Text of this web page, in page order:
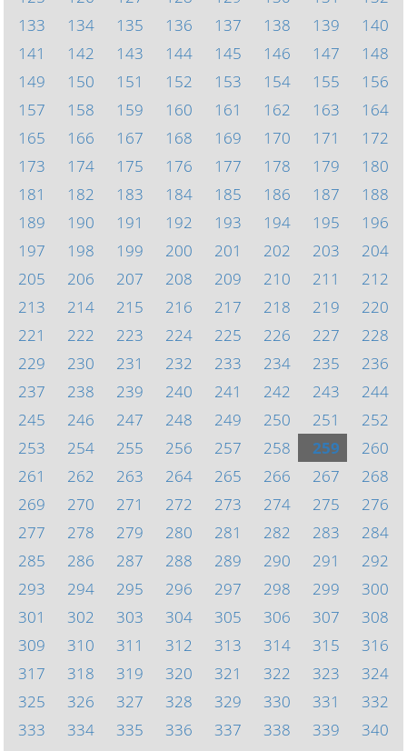
133
134 135 136 137 138 139
140
141
142 143 144 145 146 147
148
149
150 151 152 153 154 155
156
157
158 159 160 161 162 163
164
165
166 167 168 169 170 171
172
173
174 175 176 177 178 179
180
181
182 183 184 185 186 187
188
189
190 191 192 193 194 195
196
197
198 199 200 201 202 203
204
205
206 207 208 209 210 211
212
213
214 215 216 217 218 219
220
221
222 223 224 225 226 227
228
229
230 231 232 233 234 235
236
237
238 239 240 241 242 243
244
245
246 247 248 249 250 251
252
253
254 255 256 257 258 259
260
261
262 263 264 265 266 267
268
269
270 271 272 273 274 275
276
277
278 279 280 281 282 283
284
285
286 287 288 289 290 291
292
293
294 295 296 297 298 299
300
301
302 303 304 305 306 307
308
309
310 311 312 313 314 315
316
317
318 319 320 321 322 323
324
325
326 327 328 329 330 331
332
333
334 335 336 337 338 339
340